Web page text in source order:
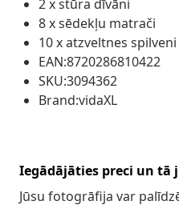
2 x stūra dīvāni
8 x sēdekļu matrači
10 x atzveltnes spilveni
EAN:8720286810422
SKU:3094362
Brand:vidaXL
Iegādājāties preci un tā
Jūsu fotogrāfija var